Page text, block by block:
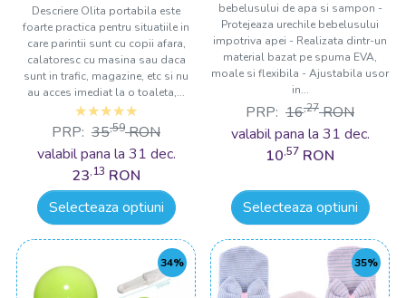
Descriere Olita portabila este
foarte practica pentru situatiile in
care parintii sunt cu copii afara,
calatoresc cu masina sau daca
sunt in trafic, magazine, etc si nu
au acces imediat la o toaleta,...
PRP: 35,59 RON
valabil pana la 31 dec.
23,13 RON
Selecteaza optiuni
bebelusului de apa si sampon -
Protejeaza urechile bebelusului
impotriva apei - Realizata dintr-un
material bazat pe spuma EVA,
moale si flexibila - Ajustabila usor
in...
PRP: 16,27 RON
valabil pana la 31 dec.
10,57 RON
Selecteaza optiuni
34% 35%